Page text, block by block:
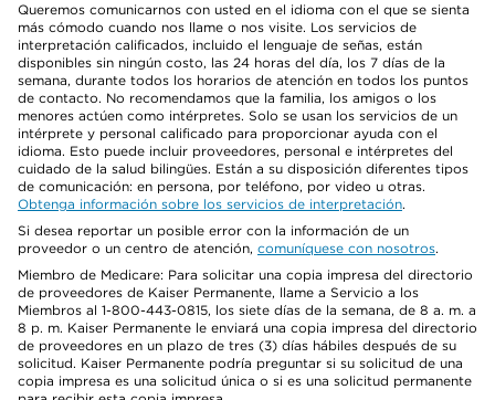
Queremos comunicarnos con usted en el idioma con el que se sienta
más cómodo cuando nos llame o nos visite. Los servicios de
interpretación calificados, incluido el lenguaje de señas, están
disponibles sin ningún costo, las 24 horas del día, los 7 días de la
semana, durante todos los horarios de atención en todos los puntos
de contacto. No recomendamos que la familia, los amigos o los
menores actúen como intérpretes. Solo se usan los servicios de un
intérprete y personal calificado para proporcionar ayuda con el
idioma. Esto puede incluir proveedores, personal e intérpretes del
cuidado de la salud bilingües. Están a su disposición diferentes tipos
de comunicación: en persona, por teléfono, por video u otras.
Obtenga información sobre los servicios de interpretación.
Si desea reportar un posible error con la información de un
proveedor o un centro de atención, comuníquese con nosotros.
Miembro de Medicare: Para solicitar una copia impresa del directorio
de proveedores de Kaiser Permanente, llame a Servicio a los
Miembros al 1-800-443-0815, los siete días de la semana, de 8 a. m. a
8 p. m. Kaiser Permanente le enviará una copia impresa del directorio
de proveedores en un plazo de tres (3) días hábiles después de su
solicitud. Kaiser Permanente podría preguntar si su solicitud de una
copia impresa es una solicitud única o si es una solicitud permanente